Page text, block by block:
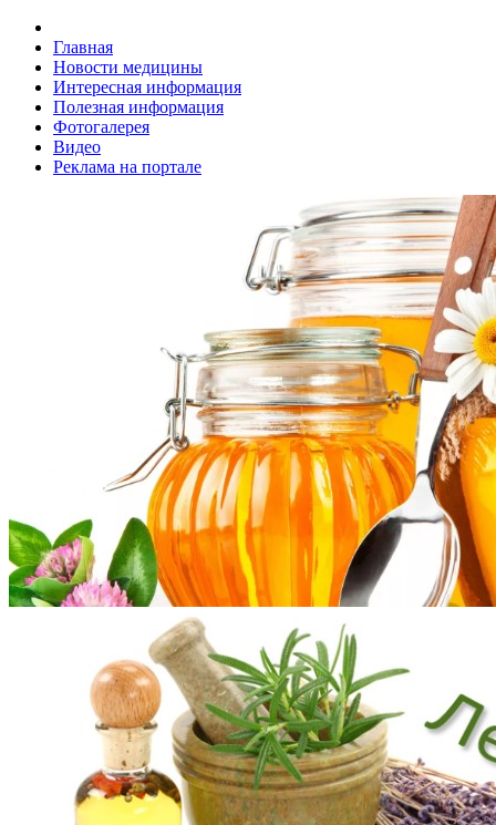
Главная
Новости медицины
Интересная информация
Полезная информация
Фотогалерея
Видео
Реклама на портале